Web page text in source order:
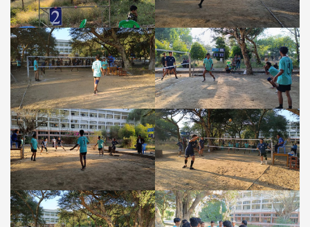
(10-
1-
2026)